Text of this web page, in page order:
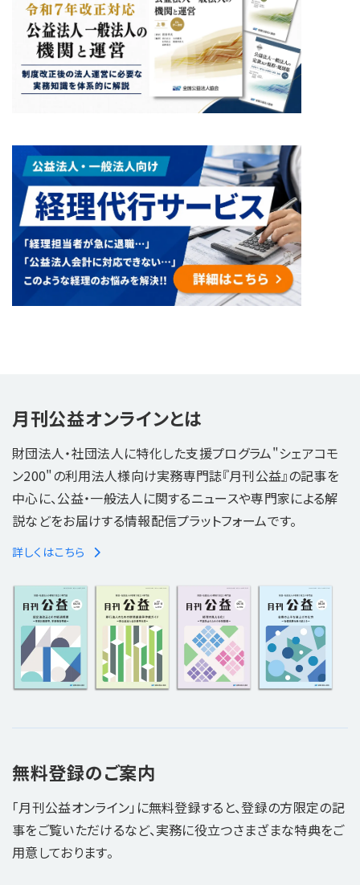
月刊公益オンラインとは
財団法人・社団法人に特化した支援プログラム"シェアコモ
ン200"の利用法人様向け実務専門誌『月刊公益』の記事を
中心に、公益・一般法人に関するニュースや専門家による解
説などをお届けする情報配信プラットフォームです。
詳しくはこちら
無料登録のご案内
「月刊公益オンライン」に無料登録すると、登録の方限定の記
事をご覧いただけるなど、実務に役立つさまざまな特典をご
用意しております。